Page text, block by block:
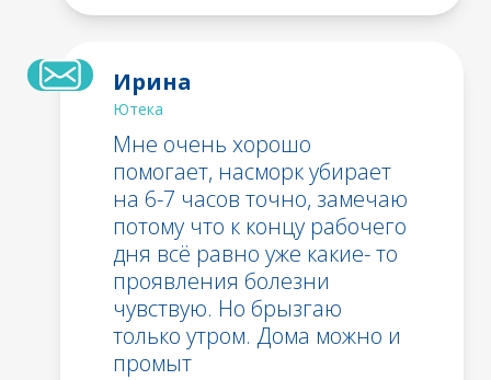
Ирина
Ютека
Мне очень хорошо
помогает, насморк убирает
на 6-7 часов точно, замечаю
потому что к концу рабочего
дня всё равно уже какие- то
проявления болезни
чувствую. Но брызгаю
только утром. Дома можно и
промыт